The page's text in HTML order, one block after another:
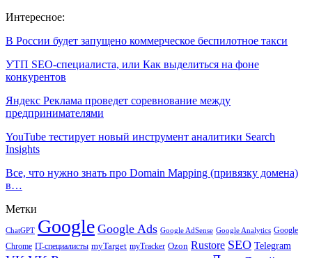
Интересное:
В России будет запущено коммерческое беспилотное такси
УТП SEO-специалиста, или Как выделиться на фоне
конкурентов
Яндекс Реклама проведет соревнование между
предпринимателями
YouTube тестирует новый инструмент аналитики Search
Insights
Все, что нужно знать про Domain Mapping (привязку домена)
в…
Метки
ChatGPT Google Google Ads Google AdSense Google Analytics Google
Chrome IT-специалисты myTarget myTracker Ozon Rustore SEO Telegram